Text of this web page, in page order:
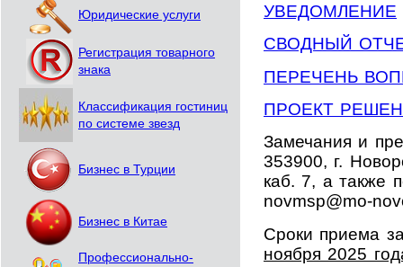
Юридические услуги
Регистрация товарного
знака
Классификация гостиниц
по системе звезд
Бизнес в Турции
Бизнес в Китае
Профессионально-
УВЕДОМЛЕНИЕ
СВОДНЫЙ
ПЕРЕЧЕНЬ
ПРОЕКТ
Замечания и
353900, г.
каб. 7, а также
novmsp@mo-
Сроки приема
ноября 2025